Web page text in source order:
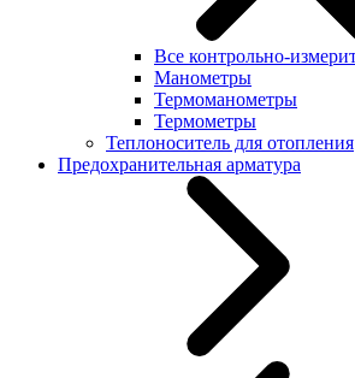
Все контрольно-
Манометры
Термоманометры
Термометры
Теплоноситель для отопления
Предохранительная арматура